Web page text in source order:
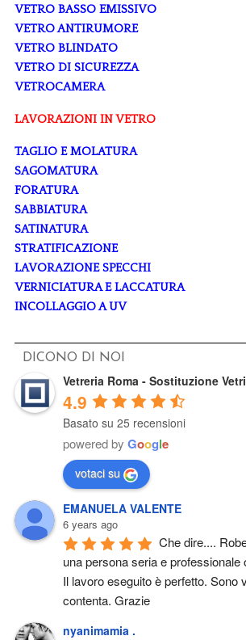
VETRO BASSO EMISSIVO
VETRO ANTIRUMORE
VETRO BLINDATO
VETRO DI SICUREZZA
VETROCAMERA
LAVORAZIONI IN VETRO
TAGLIO E MOLATURA
SAGOMATURA
FORATURA
SABBIATURA
SATINATURA
STRATIFICAZIONE
LAVORAZIONE SPECCHI
VERNICIATURA E LACCATURA
INCOLLAGGIO A UV
DICONO DI NOI
Vetreria Roma - Sostituzione
4.9
Basato su 25 recensioni
powered by Google
votaci su
EMANUELA VALENTE
6 years ago
Che dire....
una persona seria e professionale
Il lavoro eseguito è perfetto. Sono
contenta. Grazie
nyanimamia .